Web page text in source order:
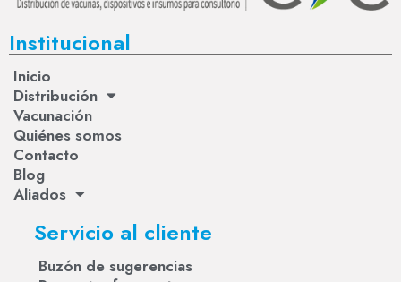
Institucional
Inicio
Distribución
Vacunación
Quiénes somos
Contacto
Blog
Aliados
Servicio al cliente
Buzón de sugerencias